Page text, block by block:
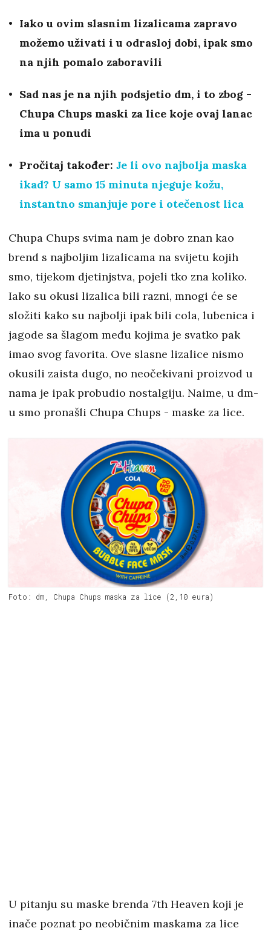
Iako u ovim slasnim lizalicama zapravo
možemo uživati i u odrasloj dobi, ipak smo
na njih pomalo zaboravili
Sad nas je na njih podsjetio dm, i to zbog -
Chupa Chups maski za lice koje ovaj lanac
ima u ponudi
Pročitaj također: Je li ovo najbolja maska
ikad? U samo 15 minuta njeguje kožu,
instantno smanjuje pore i otečenost lica
Chupa Chups svima nam je dobro znan kao
brend s najboljim lizalicama na svijetu kojih
smo, tijekom djetinjstva, pojeli tko zna koliko.
Iako su okusi lizalica bili razni, mnogi će se
složiti kako su najbolji ipak bili cola, lubenica i
jagode sa šlagom među kojima je svatko pak
imao svog favorita. Ove slasne lizalice nismo
okusili zaista dugo, no neočekivani proizvod u
nama je ipak probudio nostalgiju. Naime, u dm-
u smo pronašli Chupa Chups - maske za lice.
Foto: dm, Chupa Chups maska za lice (2,10 eura)
U pitanju su maske brenda 7th Heaven koji je
inače poznat po neobičnim maskama za lice